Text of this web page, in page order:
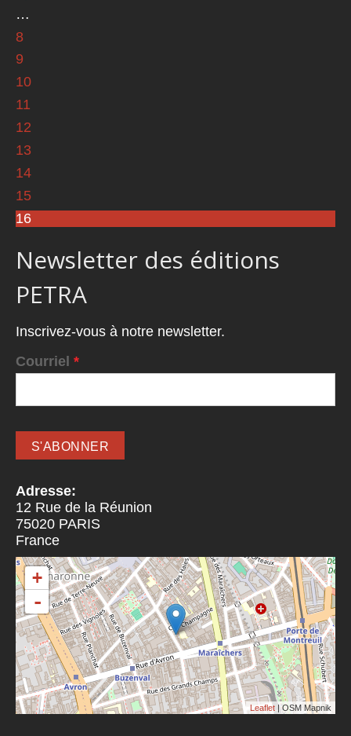
…
8
9
10
11
12
13
14
15
16
Newsletter des éditions
PETRA
Inscrivez-vous à notre newsletter.
Courriel *
Adresse:
12 Rue de la Réunion
75020 PARIS
France
+
-
Leaflet | OSM Mapnik